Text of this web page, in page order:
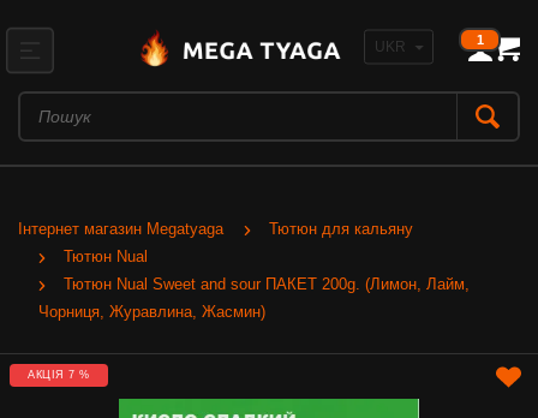
1
Інтернет магазин Megatyaga
Тютюн для кальяну
Тютюн Nual
Тютюн Nual Sweet and sour ПАКЕТ 200g. (Лимон, Лайм,
Чорниця, Журавлина, Жасмин)
АКЦІЯ 7 %